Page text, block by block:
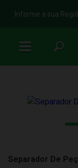
b
Informe a sua
Separador De